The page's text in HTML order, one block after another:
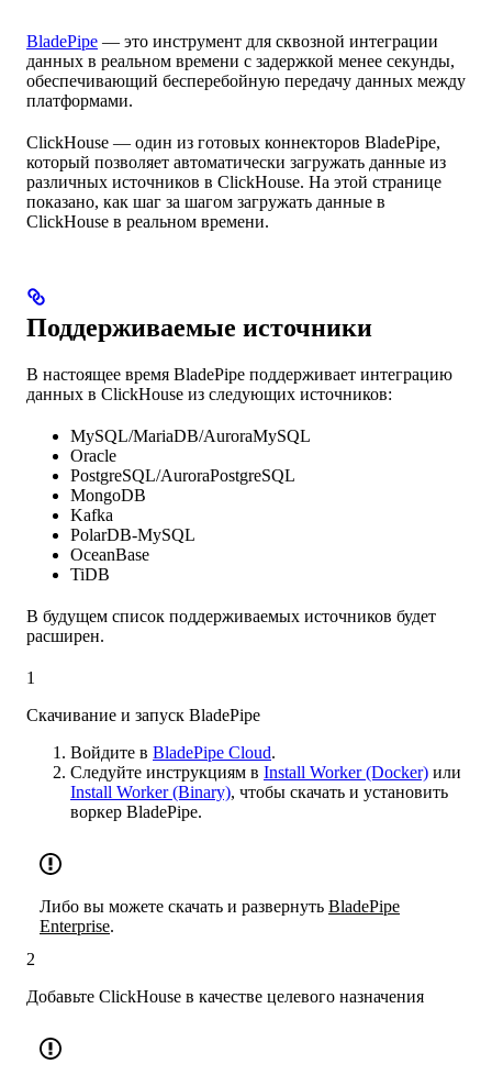
BladePipe — это инструмент для сквозной интеграции
данных в реальном времени с задержкой менее секунды,
обеспечивающий бесперебойную передачу данных между
платформами.
ClickHouse — один из готовых коннекторов BladePipe,
который позволяет автоматически загружать данные из
различных источников в ClickHouse. На этой странице
показано, как шаг за шагом загружать данные в
ClickHouse в реальном времени.
Поддерживаемые источники
В настоящее время BladePipe поддерживает интеграцию
данных в ClickHouse из следующих источников:
MySQL/MariaDB/AuroraMySQL
Oracle
PostgreSQL/AuroraPostgreSQL
MongoDB
Kafka
PolarDB-MySQL
OceanBase
TiDB
В будущем список поддерживаемых источников будет
расширен.
1
Скачивание и запуск BladePipe
Войдите в BladePipe Cloud.
Следуйте инструкциям в Install Worker (Docker) или
Install Worker (Binary), чтобы скачать и установить
воркер BladePipe.
Либо вы можете скачать и развернуть BladePipe
Enterprise.
2
Добавьте ClickHouse в качестве целевого назначения